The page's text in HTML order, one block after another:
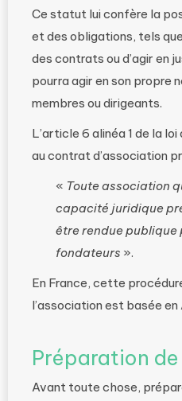
Ce statut lui confère la
et des obligations, tels
des contrats ou d’agir en
pourra agir en son propre
membres ou dirigeants.
L’article 6 alinéa 1 de la
au contrat d’association
« Toute association
capacité juridique
être rendue publique
fondateurs ».
En France, cette
l’association est basée
Préparation
Avant toute chose,